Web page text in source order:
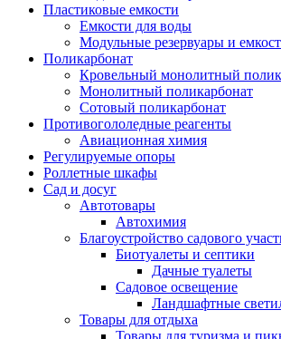
Пластиковые емкости
Емкости для воды
Модульные резервуары и
Поликарбонат
Кровельный монолитный
Монолитный поликарбонат
Сотовый поликарбонат
Противогололедные реагенты
Авиационная химия
Регулируемые опоры
Роллетные шкафы
Сад и досуг
Автотовары
Автохимия
Благоустройство садового
Биотуалеты и септики
Дачные туалеты
Садовое освещение
Ландшафтные
Товары для отдыха